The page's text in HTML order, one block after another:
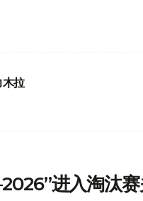
木拉
进入淘汰